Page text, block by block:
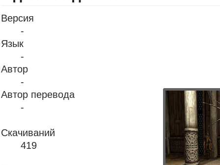
Версия
-
Язык
-
Автор
-
Автор перевода
-
Скачиваний
419